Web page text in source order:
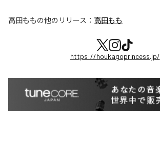
高田ももの他のリリース： 高田もも
https://houkagoprincess.jp/